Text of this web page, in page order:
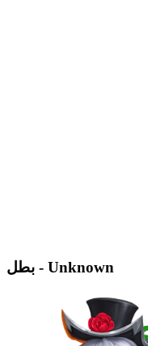
بطل - Unknown